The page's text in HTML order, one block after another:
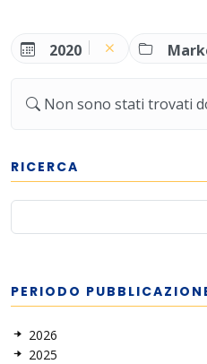
2020
Non sono stati trovati
RICERCA
PERIODO
2026
2025